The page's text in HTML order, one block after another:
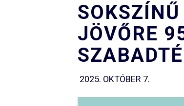
JÖVŐRE
2025. OKTÓBER 7.